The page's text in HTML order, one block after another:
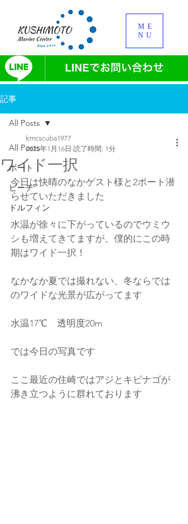
ME
NU
記事
All Posts
ボート
ビーチ
ドルフィン
All Posts
ワイド一択
kmcscuba1977
2025年1月16日 読了時間: 1分
今日は快晴のなかゲスト様と2ボート潜
らせていただきました
水温が徐々に下がっているのでウミウ
シも増えてきてますが、僕的にこの時
期はワイド一択！
なかなか夏では撮れない、冬ならでは
のワイドな光景が広がってます
水温17℃　透明度20m
では今日の写真です
ここ最近の住崎ではアジとキビナゴが
沸き立つように群れております